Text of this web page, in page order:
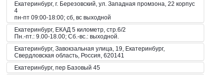
Екатеринбург, г. Березовский, ул. Западная промзона, 22 корпус
4
пн-пт 09:00-18:00; сб, вс выходной
Екатеринбург, ЕКАД 5 километр, стр.6/2
Пн.-пт.: 9.00-18.00; Сб.-вс.: выходной.
Екатеринбург, Завокзальная улица, 19, Екатеринбург,
Свердловская область, Россия, 620141
Екатеринбург, пер Базовый 45